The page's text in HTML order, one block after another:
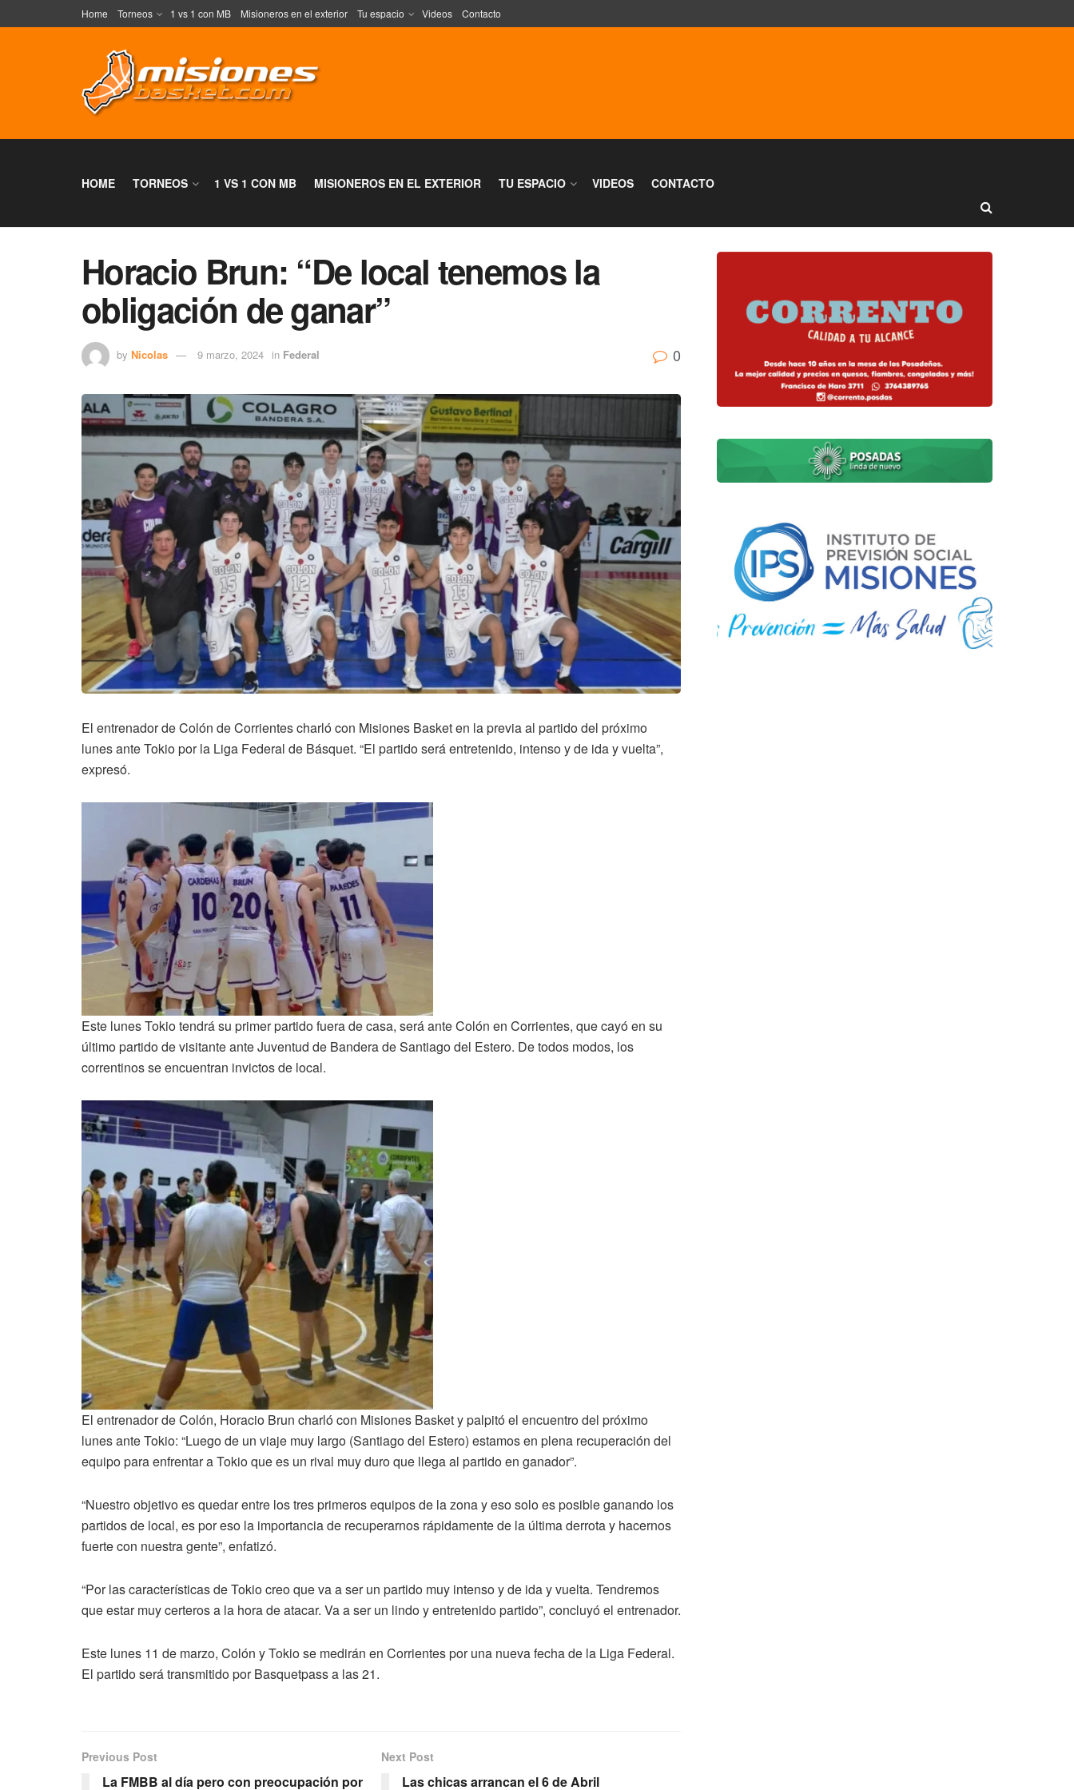
Home Torneos 1 vs 1 con MB Misioneros en el exterior Tu espacio Videos Contacto
HOME TORNEOS 1 VS 1 CON MB MISIONEROS EN EL EXTERIOR TU ESPACIO VIDEOS CONTACTO
Horacio Brun: “De local tenemos la
obligación de ganar”
by Nicolas 9 marzo, 2024 in Federal 0
El entrenador de Colón de Corrientes charló con Misiones Basket en la previa al partido del próximo
lunes ante Tokio por la Liga Federal de Básquet. “El partido será entretenido, intenso y de ida y vuelta”,
expresó.
Este lunes Tokio tendrá su primer partido fuera de casa, será ante Colón en Corrientes, que cayó en su
último partido de visitante ante Juventud de Bandera de Santiago del Estero. De todos modos, los
correntinos se encuentran invictos de local.
El entrenador de Colón, Horacio Brun charló con Misiones Basket y palpitó el encuentro del próximo
lunes ante Tokio: “Luego de un viaje muy largo (Santiago del Estero) estamos en plena recuperación del
equipo para enfrentar a Tokio que es un rival muy duro que llega al partido en ganador”.
“Nuestro objetivo es quedar entre los tres primeros equipos de la zona y eso solo es posible ganando los
partidos de local, es por eso la importancia de recuperarnos rápidamente de la última derrota y hacernos
fuerte con nuestra gente”, enfatizó.
“Por las características de Tokio creo que va a ser un partido muy intenso y de ida y vuelta. Tendremos
que estar muy certeros a la hora de atacar. Va a ser un lindo y entretenido partido”, concluyó el entrenador.
Este lunes 11 de marzo, Colón y Tokio se medirán en Corrientes por una nueva fecha de la Liga Federal.
El partido será transmitido por Basquetpass a las 21.
Previous Post
La FMBB al día pero con preocupación por
Next Post
Las chicas arrancan el 6 de Abril